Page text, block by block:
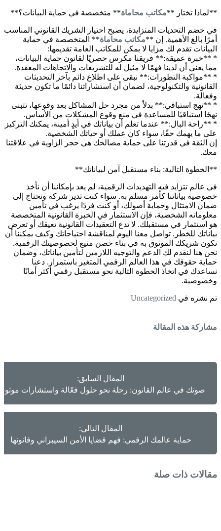
**لماذا تختار **مكاتب محاماة** متخصصة في حماية البيانات؟**
في خضم التحديات المتزايدة، يصبح اختيار الشريك القانوني المناسب
أمرًا بالغ الأهمية. إن **مكاتب محاماة** المتخصصة في حماية
البيانات تقدم لك مزايا لا يمكن للمكاتب العامة تقديمها:
* **خبرة عميقة:** فريقنا مكرس حصريًا لقانون حماية البيانات،
مما يعني أن لدينا فهمًا لا مثيل له للتشريعات والاتجاهات المعقدة.
* **مواكبة التطورات:** نبقى على اطلاع دائم بآخر التحديثات
القانونية والتكنولوجية، لضمان أن استشاراتنا دائمًا ما تكون حديثة
وفعالة.
* **نهج استباقي:** بدلاً من مجرد حل المشاكل بعد وقوعها، نتبنى
نهجًا استباقيًا للمساعدة في منع وقوع المشكلات من الأساس.
* **راحة البال:** عندما تعلم أن بياناتك في أيدٍ أمينة، يمكنك التركيز
على ما يهمك حقًا، سواء كان عملك أو حياتك الشخصية.
إن الثقة في قدرتنا على حماية مصالحك هي حجر الزاوية في علاقتنا
معك.
**الخطوة التالية: بناء مستقبل آمن لبياناتك**
في عالم تتزايد فيه التهديدات الرقمية، لم يعد بإمكاننا أن نأخذ
خصوصية بياناتنا كأمر مسلم به. سواء كنت تدير شركة وتحتاج إلى
ضمان الامتثال وحماية أصولك، أو كنت فردًا يرغب في تأمين
معلوماته الشخصية، فإن الاستثمار في الخبرة القانونية المتخصصة
هو استثمار في مستقبلك. لا تدع التعقيدات القانونية تعيقك أو تعرض
بياناتك للخطر. تواصل معنا اليوم لمناقشة احتياجاتك وكيف يمكننا أن
نكون شريكك الموثوق به في بناء حصن منيع لخصوصيتك الرقمية.
نحن هنا لنقدم لك الدعم والتوجيه اللازمين لتأمين بياناتك، وضمان
حماية حقوقك في هذا العالم الرقمي المتغير باستمرار. دعنا
نساعدك في اتخاذ الخطوة التالية نحو مستقبل رقمي أكثر أمانًا
وخصوصية.
تم نشره في Uncategorized
مشاركة هذه المقالة
المقال السابق:
صوتك في عالم القانون: رحلة نحو حلول فعّالة واستشارات
المقال التالي:
حماية عالمك الرقمي: فهم قضايا الأمن السيبراني وقانونها
مقالات ذات صلة